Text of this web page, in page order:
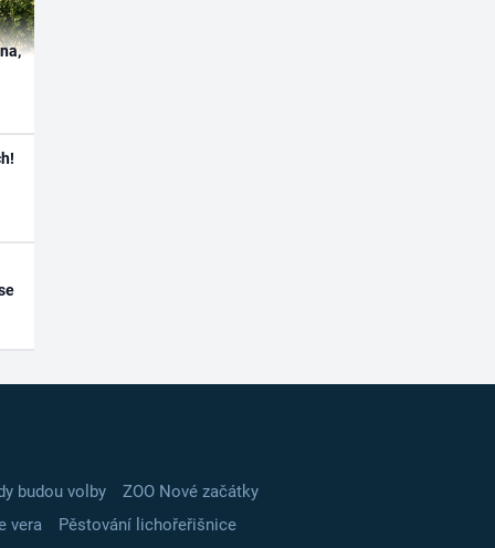
budou volby
ZOO Nové začátky
vera
Pěstování lichořeřišnice